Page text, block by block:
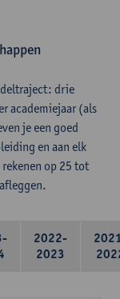
drie
academiejaar (als
je een goed
en aan elk
op 25 tot
2022-
2023